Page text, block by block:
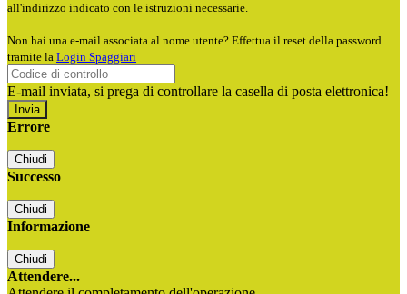
all'indirizzo indicato con le istruzioni necessarie.
Non hai una e-mail associata al nome utente? Effettua il reset della password
tramite la Login Spaggiari
E-mail inviata, si prega di controllare la casella di posta elettronica!
Errore
Chiudi
Successo
Chiudi
Informazione
Chiudi
Attendere...